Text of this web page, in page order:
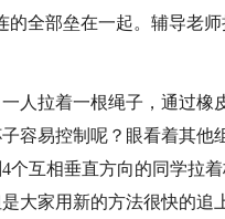
全部垒在一起。辅导老师
人拉着一根绳子，通过橡
容易控制呢？眼看着其他
互相垂直方向的同学拉
大家用新的方法很快的追